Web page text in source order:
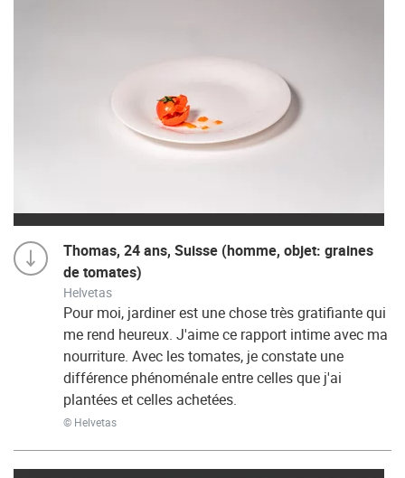
Thomas, 24 ans, Suisse (homme, objet: graines
de tomates)
Helvetas
Pour moi, jardiner est une chose très gratifiante qui
me rend heureux. J'aime ce rapport intime avec ma
nourriture. Avec les tomates, je constate une
différence phénoménale entre celles que j'ai
plantées et celles achetées.
© Helvetas